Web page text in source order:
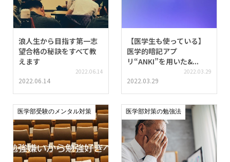
浪人生から目指す第一志
望合格の秘訣をすべて教
えます
2022.06.14
2022.06.14
【医学生も使っている】
医学的暗記アプ
リ“ANKI”を用いた&...
2022.03.29
2022.03.29
医学部受験のメンタル対策 医学部対策の勉強法